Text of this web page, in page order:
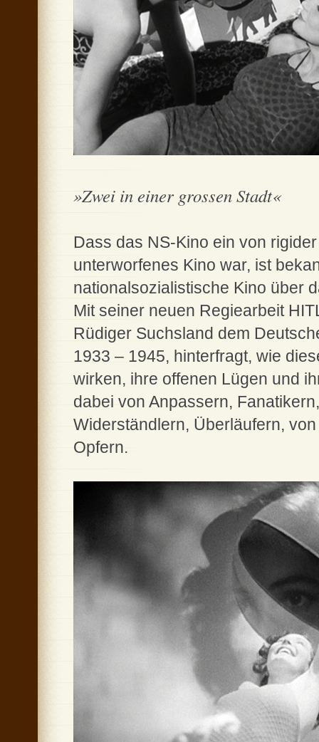
»Zwei in einer grossen Stadt«
Dass das NS-Kino ein von
unterworfenes Kino war, ist
nationalsozialistische Kino über
Mit seiner neuen Regiearbeit
Rüdiger Suchsland dem
1933 – 1945, hinterfragt, wie
wirken, ihre offenen Lügen und
dabei von Anpassern,
Widerständlern, Überläufern,
Opfern.